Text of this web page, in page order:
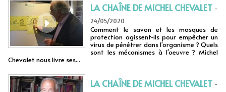
LA CHAÎNE DE MICHEL CHEVALET -
24/05/2020
Comment le savon et les masques de
protection agissent-ils pour empêcher un
virus de pénétrer dans l'organisme ? Quels
sont les mécanismes à l'oeuvre ? Michel
Chevalet nous livre ses...
LA CHAÎNE DE MICHEL CHEVALET -